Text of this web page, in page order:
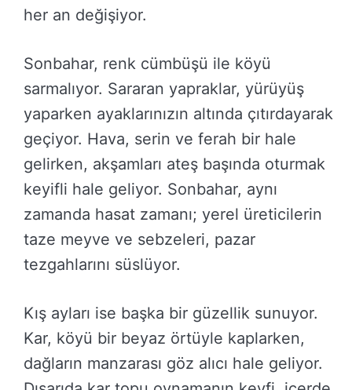
her an değişiyor.
Sonbahar, renk cümbüşü ile köyü
sarmalıyor. Sararan yapraklar, yürüyüş
yaparken ayaklarınızın altında çıtırdayarak
geçiyor. Hava, serin ve ferah bir hale
gelirken, akşamları ateş başında oturmak
keyifli hale geliyor. Sonbahar, aynı
zamanda hasat zamanı; yerel üreticilerin
taze meyve ve sebzeleri, pazar
tezgahlarını süslüyor.
Kış ayları ise başka bir güzellik sunuyor.
Kar, köyü bir beyaz örtüyle kaplarken,
dağların manzarası göz alıcı hale geliyor.